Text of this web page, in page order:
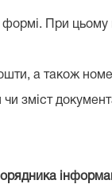
формі. При цьому
а також
чи зміст